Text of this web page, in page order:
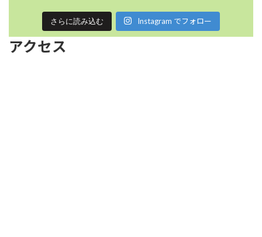
さらに読み込む Instagram でフォロー
アクセス